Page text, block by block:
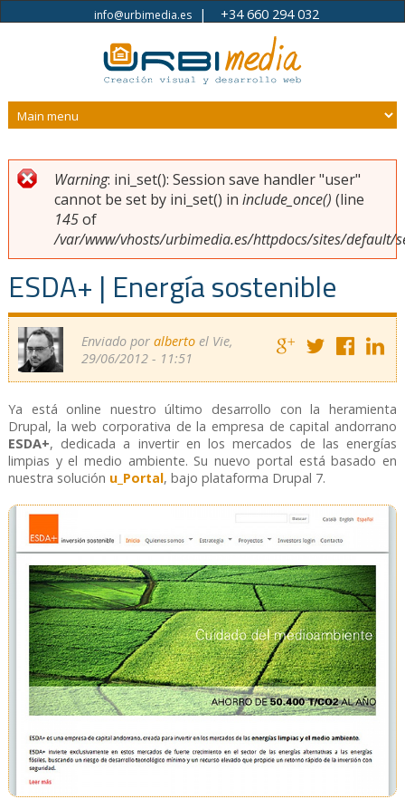
Pasar al contenido principal
info@urbimedia.es| +34 660 294 032
Usted está aquí
Mensaje de error
Warning: ini_set(): Session save handler "user"
cannot be set by ini_set() in include_once() (line
145of
/var/www/vhosts/urbimedia.es/httpdocs/sites/default/
ESDA+ | Energía sostenible
Enviado por albertoel Vie,
29/06/2012 - 11:51
Ya está online nuestro último desarrollo con la heramienta
Drupal, la web corporativa de la empresa de capital andorrano
ESDA+, dedicada a invertir en los mercados de las energías
limpias y el medio ambiente. Su nuevo portal está basado en
nuestra solución u_Portal, bajo plataforma Drupal 7.